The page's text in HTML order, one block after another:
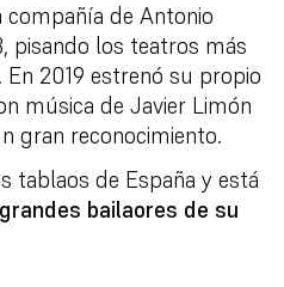
de Antonio
pisando los teatros más
2019 estrenó su propio
música de Javier Limón
gran reconocimiento.
tablaos de España y está
bailaores de su